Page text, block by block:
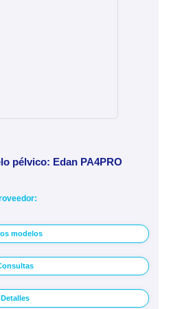
pélvico: Edan PA4PRO
modelos
Detalles